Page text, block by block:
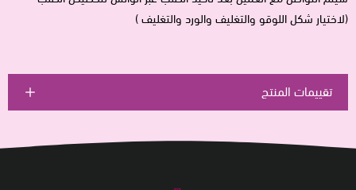
(لاختيار شكل اللوقو والتغليف والورد والتغليف )
تقييمات المنتج